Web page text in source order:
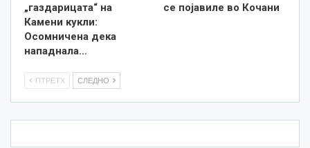
„газдарицата“ на
Камени кукли:
Осомничена дека
нападнала…
се појавиле во Кочани
ПТРЕТХ СЛЕДНО